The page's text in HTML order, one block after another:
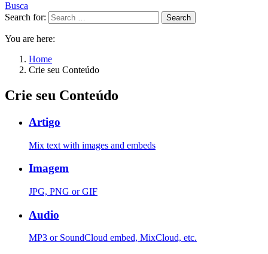
Busca
Search for:
Search
You are here:
Home
Crie seu Conteúdo
Crie seu Conteúdo
Artigo
Mix text with images and embeds
Imagem
JPG, PNG or GIF
Audio
MP3 or SoundCloud embed, MixCloud, etc.